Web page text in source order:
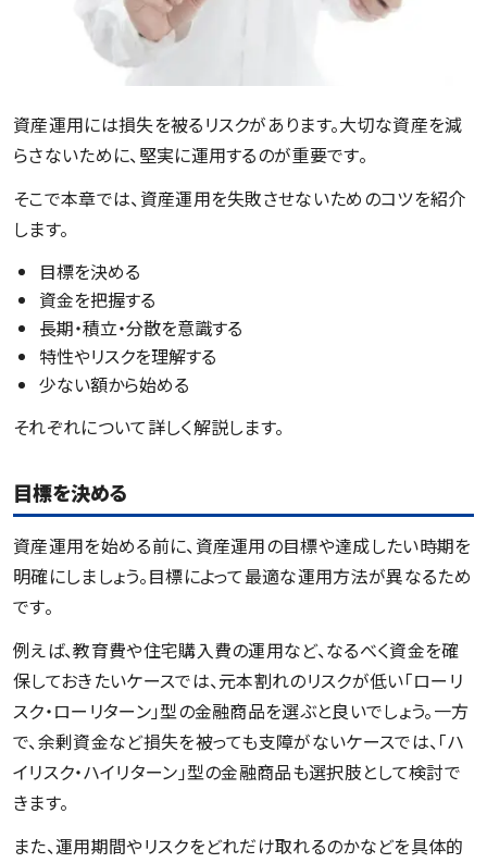
資産運用には損失を被るリスクがあります。大切な資産を減
らさないために、堅実に運用するのが重要です。
そこで本章では、資産運用を失敗させないためのコツを紹介
します。
目標を決める
資金を把握する
長期・積立・分散を意識する
特性やリスクを理解する
少ない額から始める
それぞれについて詳しく解説します。
目標を決める
資産運用を始める前に、資産運用の目標や達成したい時期を
明確にしましょう。目標によって最適な運用方法が異なるため
です。
例えば、教育費や住宅購入費の運用など、なるべく資金を確
保しておきたいケースでは、元本割れのリスクが低い「ローリ
スク・ローリターン」型の金融商品を選ぶと良いでしょう。一方
で、余剰資金など損失を被っても支障がないケースでは、「ハ
イリスク・ハイリターン」型の金融商品も選択肢として検討で
きます。
また、運用期間やリスクをどれだけ取れるのかなどを具体的